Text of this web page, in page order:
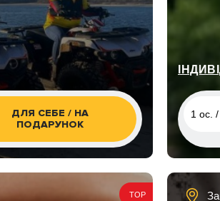
2 ос.
ДЛЯ СЕБЕ / НА
ПОДАРУНОК
1 ос.
1 ос.
1 ос.
TOP